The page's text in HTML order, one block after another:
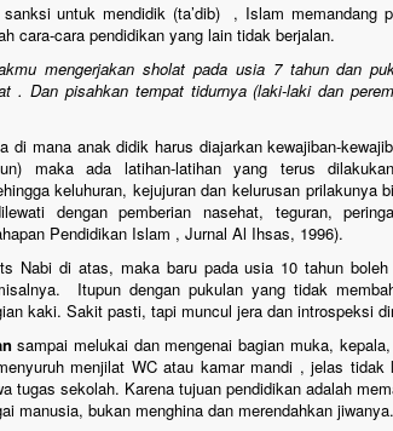
untuk mendidik (ta’dib) , Islam memandang
cara-cara pendidikan yang lain tidak berjalan.
mengerjakan sholat pada usia 7 tahun dan
. Dan pisahkan tempat tidurnya (laki-laki dan
di mana anak didik harus diajarkan kewajiban-
maka ada latihan-latihan yang terus
keluhuran, kejujuran dan kelurusan prilakunya
dengan pemberian nasehat, teguran,
Pendidikan Islam , Jurnal Al Ihsas, 1996).
Nabi di atas, maka baru pada usia 10 tahun
Itupun dengan pukulan yang tidak
kaki. Sakit pasti, tapi muncul jera dan introspeksi
sampai melukai dan mengenai bagian muka,
menjilat WC atau kamar mandi , jelas
tugas sekolah. Karena tujuan pendidikan adalah
manusia, bukan menghina dan merendahkan jiwanya.